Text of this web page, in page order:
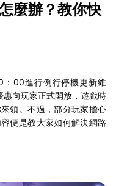
麼辦？教你快
：00進行例行停機更新維
向玩家正式開放，遊戲時
領。不過，部分玩家擔心
便是教大家如何解決網路